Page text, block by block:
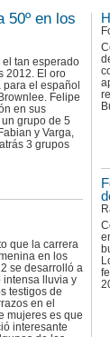
50º en los
el tan esperado
2012. El oro
el español
Felipe
en sus
grupo de 5
y Varga,
3 grupos
que la carrera
en los
se desarrolló a
intensa lluvia y
testigos de
en el
mujeres es que
interesante